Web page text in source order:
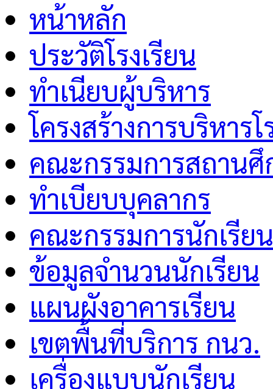
หน้าหลัก
ประวัติโรงเรียน
ทำเนียบผู้บริหาร
โครงสร้างการบริหารโ
คณะกรรมการสถาน
ทำเบียบบุคลากร
คณะกรรมการนักเรียน
ข้อมูลจำนวนนักเรียน
แผนผังอาคารเรียน
เขตพื้นที่บริการ กนว.
เครื่องแบบนักเรียน